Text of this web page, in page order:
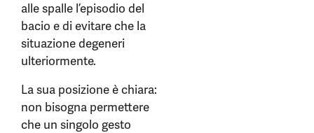
alle spalle l’episodio del
bacio e di evitare che la
situazione degeneri
ulteriormente.
La sua posizione è chiara:
non bisogna permettere
che un singolo gesto